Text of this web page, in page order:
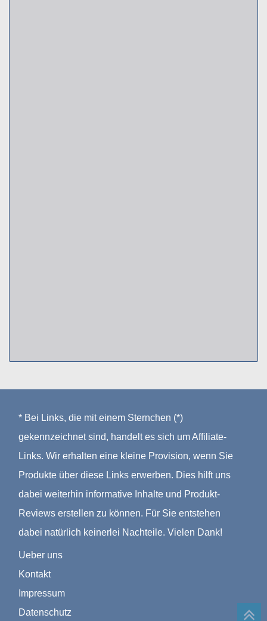
* Bei Links, die mit einem Sternchen (*)
gekennzeichnet sind, handelt es sich um Affiliate-
Links. Wir erhalten eine kleine Provision, wenn Sie
Produkte über diese Links erwerben. Dies hilft uns
dabei weiterhin informative Inhalte und Produkt-
Reviews erstellen zu können. Für Sie entstehen
dabei natürlich keinerlei Nachteile. Vielen Dank!
Ueber uns
Kontakt
Impressum
Datenschutz